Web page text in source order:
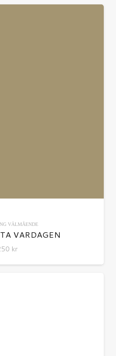
VÄLMÅENDE
VARDAGEN
kr